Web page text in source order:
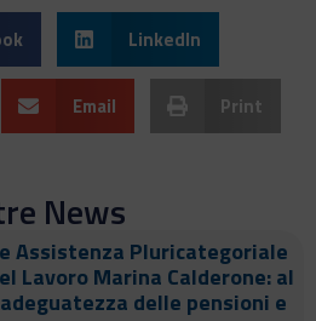
LinkedIn
Email Print
News
Assistenza Pluricategoriale
Lavoro Marina Calderone: al
delle pensioni e